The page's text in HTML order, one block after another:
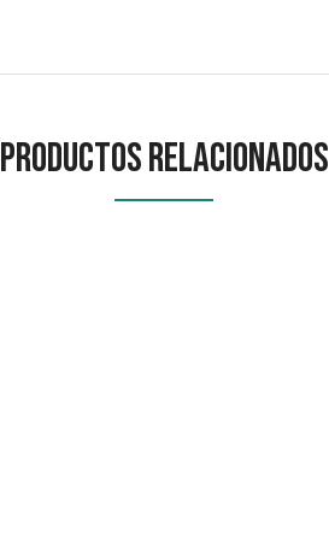
Productos Relacionados